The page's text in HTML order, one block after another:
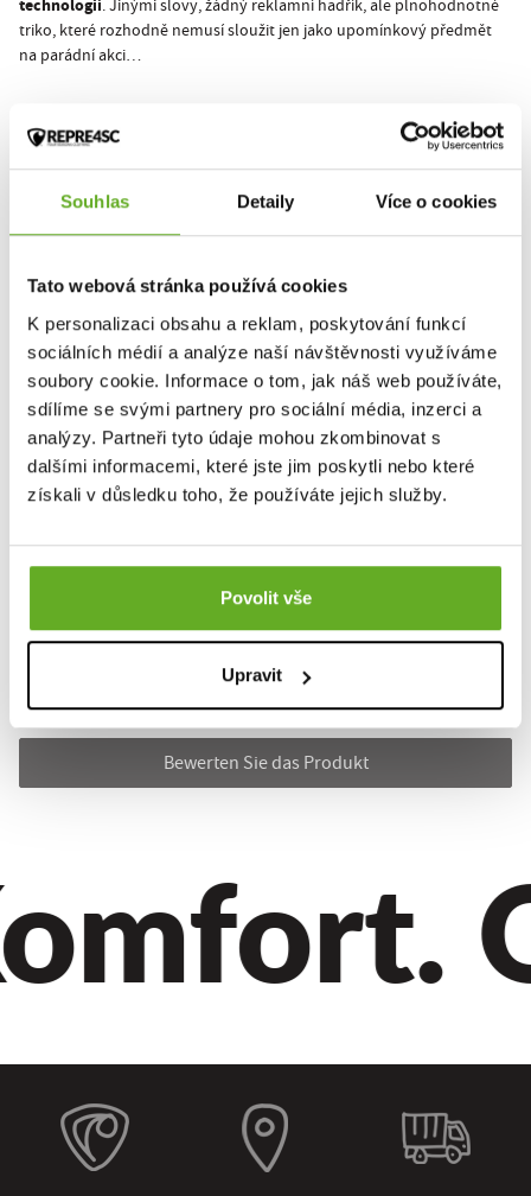
Souhlas Detaily Více o cookies
Tato webová stránka používá cookies
K personalizaci obsahu a reklam, poskytování funkcí
sociálních médií a analýze naší návštěvnosti využíváme
soubory cookie. Informace o tom, jak náš web používáte,
sdílíme se svými partnery pro sociální média, inzerci a
analýzy. Partneři tyto údaje mohou zkombinovat s
dalšími informacemi, které jste jim poskytli nebo které
získali v důsledku toho, že používáte jejich služby.
Povolit vše
Upravit
technologií. Jinými slovy, žádný reklamní hadřík, ale plnohodnotné
triko, které rozhodně nemusí sloužit jen jako upomínkový předmět
na parádní akci…
Nevíš oč tu běží? Pravděpodobně jo, ale pro jistotu:
High Jump, to jeotevřené mistrovství v extrémních skocích do
, kde předvádí super kousky ti vůbec nejlepší skokani z celého
muzika, extrémní sporty a krásný holky!
Tak neváhej,objednej si svoje triko s předstihema doraž na akci už
pátek 2.8.2024 ve stylu a pohodlí …
Víc info o akci sleduj na ofiko webu
a taky na instagramu
@highjumpcz
Um eine Bewertung hinzuzufügen, müssen Sie sich einloggen.
Bewerten Sie das Produkt